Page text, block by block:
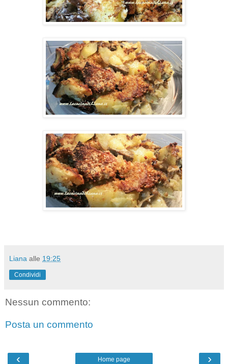
Liana alle 19:25
Condividi
Nessun commento:
Posta un commento
‹ ›
Home page